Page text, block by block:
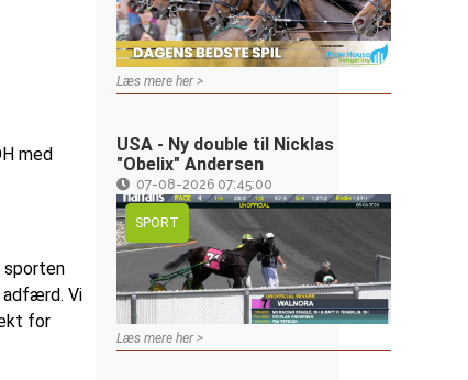
med
sporten
adfærd. Vi
for
Læs mere her >
USA - Ny double til Nicklas
"Obelix" Andersen
07-08-2026 07:45:00
SPORT
Læs mere her >